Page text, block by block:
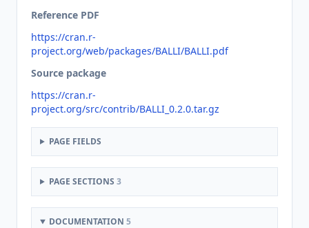
Reference PDF
https://cran.r-
project.org/web/packages/BALLI/BALLI.pdf
Source package
https://cran.r-
project.org/src/contrib/BALLI_0.2.0.tar.gz
PAGE FIELDS
PAGE SECTIONS 3
DOCUMENTATION 5